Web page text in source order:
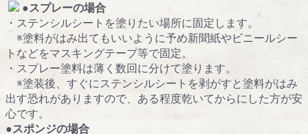
●スプレーの場合
・ステンシルシートを塗りたい場所に固定します。
※塗料がはみ出てもいいように予め新聞紙やビニールシー
トなどをマスキングテープ等で固定。
・スプレー塗料は薄く数回に分けて塗ります。
※塗装後、すぐにステンシルシートを剥がすと塗料がはみ
出す恐れがありますので、ある程度乾いてからにした方が安
心です。
●スポンジの場合